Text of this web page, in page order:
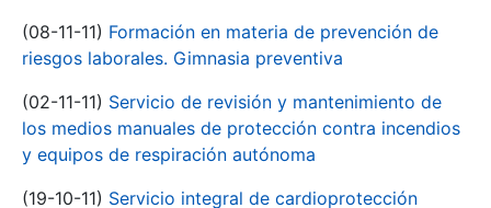
(08-11-11) Formación en materia de prevención de
riesgos laborales. Gimnasia preventiva
(02-11-11) Servicio de revisión y mantenimiento de
los medios manuales de protección contra incendios
y equipos de respiración autónoma
(19-10-11) Servicio integral de cardioprotección